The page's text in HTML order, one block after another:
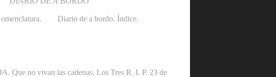
Diario de a bordo. Índice.
no vivan las cadenas. Los Tres R. I. P. 23 de